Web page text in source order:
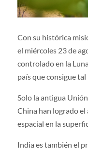
Con su histórica
el miércoles 23 de
controlado en la
país que consigue tal
Solo la antigua
China han logrado el
espacial en la
India es también el